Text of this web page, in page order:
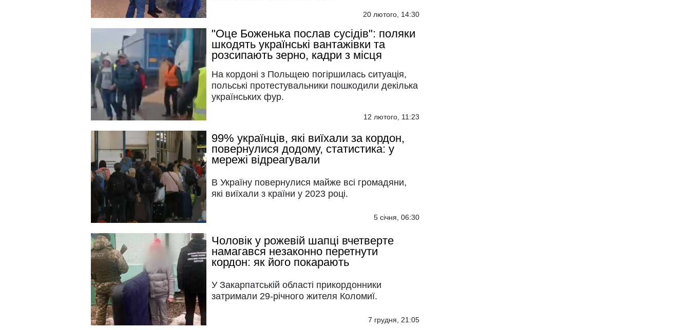
20 лютого, 14:30
"Оце Боженька послав сусідів": поляки
шкодять українські вантажівки та
розсипають зерно, кадри з місця
На кордоні з Польщею погіршилась ситуація,
польські протестувальники пошкодили декілька
українських фур.
12 лютого, 11:23
99% українців, які виїхали за кордон,
повернулися додому, статистика: у
мережі відреагували
В Україну повернулися майже всі громадяни,
які виїхали з країни у 2023 році.
5 січня, 06:30
Чоловік у рожевій шапці вчетверте
намагався незаконно перетнути
кордон: як його покарають
У Закарпатській області прикордонники
затримали 29-річного жителя Коломиї.
7 грудня, 21:05